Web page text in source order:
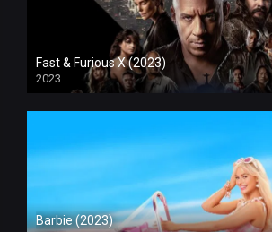
Fast & Furious X (2023)
2023
Barbie (2023)